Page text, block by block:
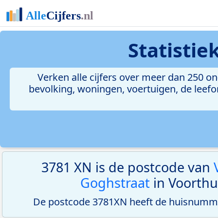
Verken alle cijfers over meer dan 250
bevolking, woningen, voertuigen, de
3781 XN is de postcode van
Goghstraat in
De postcode 3781XN heeft de